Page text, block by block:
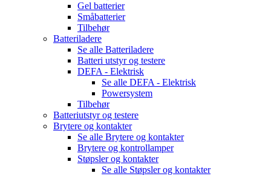
Gel batterier
Småbatterier
Tilbehør
Batteriladere
Se alle Batteriladere
Batteri utstyr og testere
DEFA - Elektrisk
Se alle DEFA - Elektrisk
Powersystem
Tilbehør
Batteriutstyr og testere
Brytere og kontakter
Se alle Brytere og kontakter
Brytere og kontrollamper
Støpsler og kontakter
Se alle Støpsler og kontakter